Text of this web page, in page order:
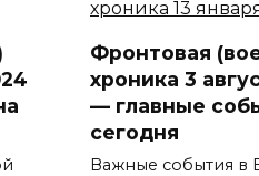
Фронтовая
хроника 3
— главные
сегодня
Важные события в